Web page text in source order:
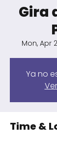
Gira
Mon, Apr
Ya no
Time &